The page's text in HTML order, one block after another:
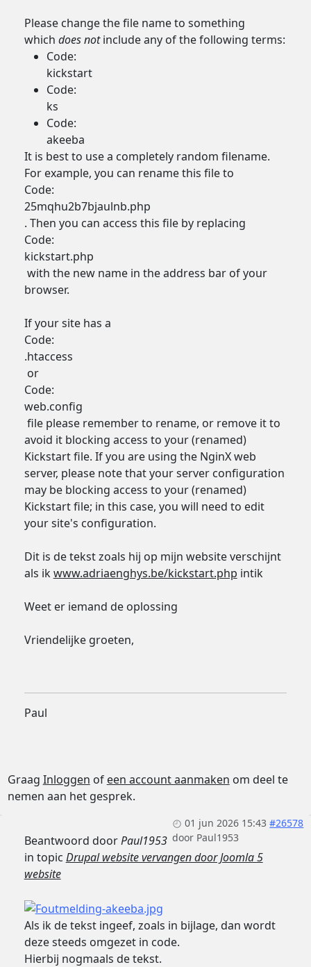
Please change the file name to something
which does notinclude any of the following terms:
Code:
kickstart
Code:
ks
Code:
akeeba
It is best to use a completely random filename.
For example, you can rename this file to
Code:
25mqhu2b7bjaulnb.php
. Then you can access this file by replacing
Code:
kickstart.php
with the new name in the address bar of your
browser.
If your site has a
Code:
.htaccess
or
Code:
web.config
file please remember to rename, or remove it to
avoid it blocking access to your (renamed)
Kickstart file. If you are using the NginX web
server, please note that your server configuration
may be blocking access to your (renamed)
Kickstart file; in this case, you will need to edit
your site's configuration.
Dit is de tekst zoals hij op mijn website verschijnt
als ikwww.adriaenghys.be/kickstart.php intik
Weet er iemand de oplossing
Vriendelijke groeten,
Paul
Graag Inloggen of een account aanmaken om deel te
nemen aan het gesprek.
01 jun 2026 15:43 #26578
door Paul1953
Beantwoord doorPaul1953
in topic Drupal website vervangen door Joomla 5
website
Als ik de tekst ingeef, zoals in bijlage, dan wordt
deze steeds omgezet in code.
Hierbij nogmaals de tekst.